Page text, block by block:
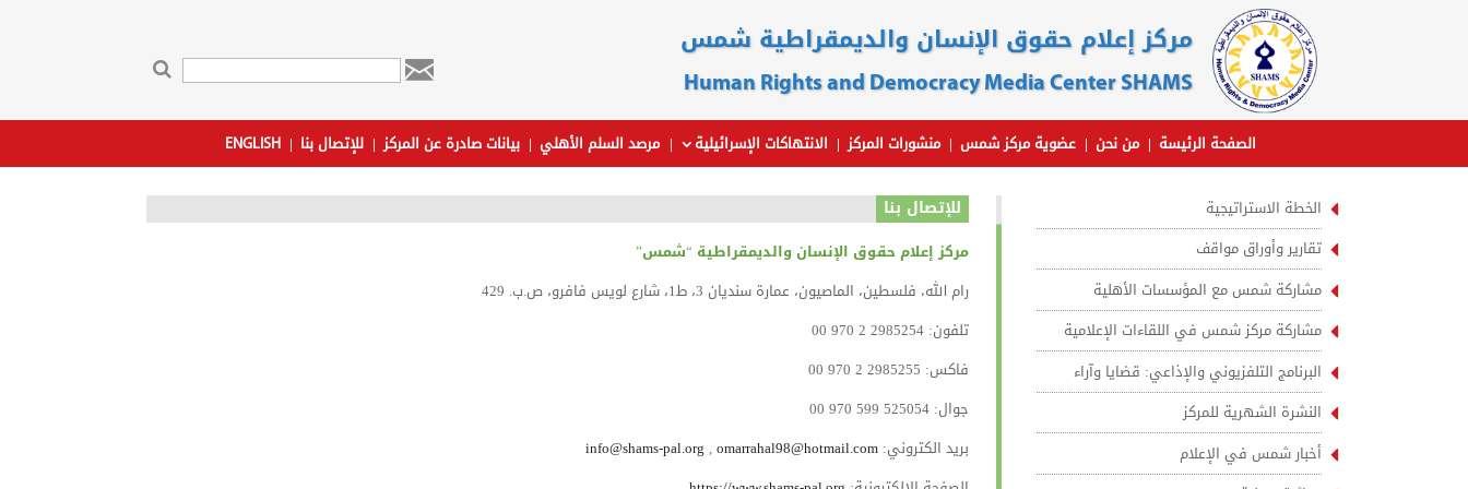
مركز إعلام حقوق الإنسان والديمقراطية شمس
Human Rights and Democracy Media Center SHAMS

الصفحة الرئيسة من نحن عضوية مركز شمس منشورات المركز الانتهاكات الإسرائيلية مرصد السلم الأهلي بيانات صادرة عن المركز للإتصال بنا ENGLISH
للإتصال بنا
مركز إعلام حقوق الإنسان والديمقراطية “شمس”
رام الله، فلسطين، الماصيون، عمارة سنديان 3، ط1، شارع لويس فافرو، ص.ب. 429
تلفون: 2985254 2 970 00
فاكس: 2985255 2 970 00
جوال: 525054 599 970 00
بريد الكتروني:
info@shams-pal.org,omarrahal98@hotmail.com
الخطة الاستراتيجية
تقارير وأوراق مواقف
مشاركة شمس مع المؤسسات الأهلية
مشاركة مركز شمس في اللقاءات الإعلامية
البرنامج التلفزيوني والإذاعي: قضايا وآراء
النشرة الشهرية للمركز
أخبار شمس في الإعلام